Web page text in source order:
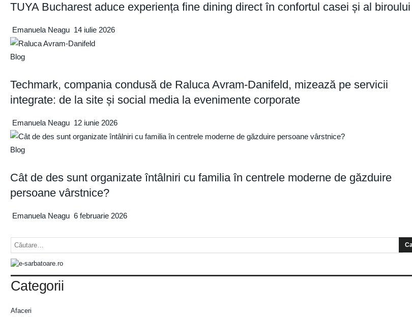
TUYA Bucharest aduce experiența fine dining direct în confortul casei și al biroului
Emanuela Neagu 14 iulie 2026
Blog
Techmark, compania condusă de Raluca Avram-Danifeld, mizează pe servicii
integrate: de la site și social media la evenimente corporate
Emanuela Neagu 12 iunie 2026
Blog
Cât de des sunt organizate întâlniri cu familia în centrele moderne de găzduire
persoane vârstnice?
Emanuela Neagu 6 februarie 2026
Categorii
Afaceri